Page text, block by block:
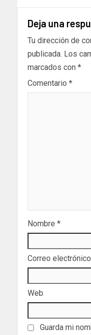
Deja una
Tu dirección de
publicada. Los
marcados con *
Comentario *
Nombre *
Correo electrónico
Web
Guarda mi